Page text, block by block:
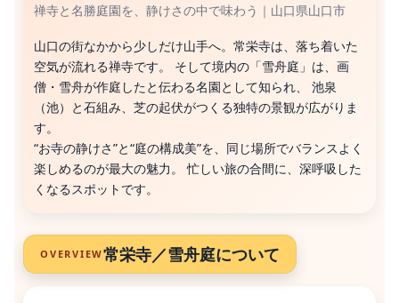
禅寺と名勝庭園を、静けさの中で味わう｜山口県山口市
山口の街なかから少しだけ山手へ。常栄寺は、落ち着いた
空気が流れる禅寺です。 そして境内の「雪舟庭」は、画
僧・雪舟が作庭したと伝わる名園として知られ、 池泉
（池）と石組み、芝の起伏がつくる独特の景観が広がりま
す。
“お寺の静けさ”と“庭の構成美”を、同じ場所でバランスよく
楽しめるのが最大の魅力。 忙しい旅の合間に、深呼吸した
くなるスポットです。
OVERVIEW常栄寺／雪舟庭について